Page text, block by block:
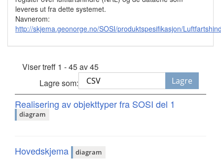
leveres ut fra dette systemet.
Navnerom:
http://skjema.geonorge.no/SOSI/produktspesifikasjon/
Viser treff 1 - 45 av 45
Lagre som:
Lagre
Realisering av objekttyper fra SOSI del 1
diagram
Hovedskjema diagram